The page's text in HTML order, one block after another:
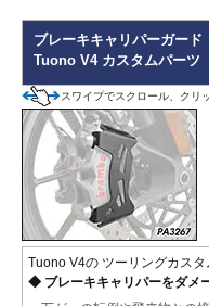
ブレーキキャリパーガード
Tuono V4 カスタムパーツ
スワイプでスクロール、クリ
Tuono V4の ツーリングカスタ
ブレーキキャリパーをダメ